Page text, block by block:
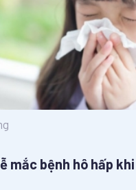
mắc bệnh hô hấp